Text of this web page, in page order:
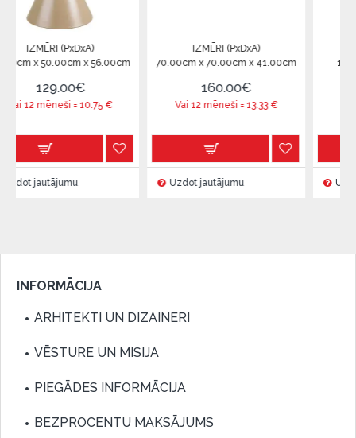
x 56.00cm
=10.75€
IZMĒRI (PxDxA)
70.00cm x 70.00cm x 41.00cm
Vai 12 mēneši =13.33€
Uzdot jautājumu
140.00cm x
Uzdot jautājumu
INFORMĀCIJA
ARHITEKTI UN DIZAINERI
VĒSTURE UN MISIJA
PIEGĀDES INFORMĀCIJA
BEZPROCENTU MAKSĀJUMS